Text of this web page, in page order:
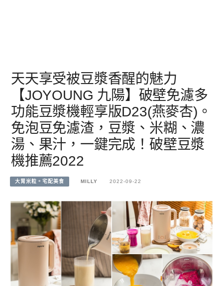
天天享受被豆漿香醒的魅力
【JOYOUNG 九陽】破壁免濾多
功能豆漿機輕享版D23(燕麥杏)。
免泡豆免濾渣，豆漿、米糊、濃
湯、果汁，一鍵完成！破壁豆漿
機推薦2022
大胃米粒。宅配美食 MILLY 2022-09-22